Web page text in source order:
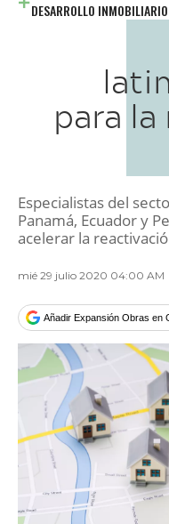
DESARROLLO INMOBILIARIO
para
Especialistas del
Panamá, Ecuador y
acelerar la
mié 29 julio 2020 04:00 AM
Añadir Expansión Obras en